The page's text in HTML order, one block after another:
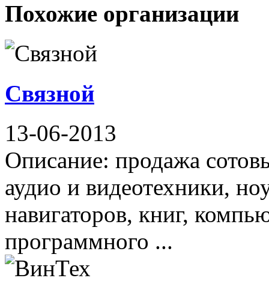
Похожие организации
Связной
13-06-2013
Описание: продажа
аудио и видеотехники,
навигаторов, книг,
программного ...